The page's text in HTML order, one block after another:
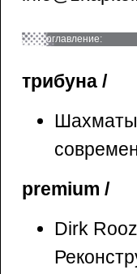
оглавление:
трибуна /
Шахматы
premium /
Dirk